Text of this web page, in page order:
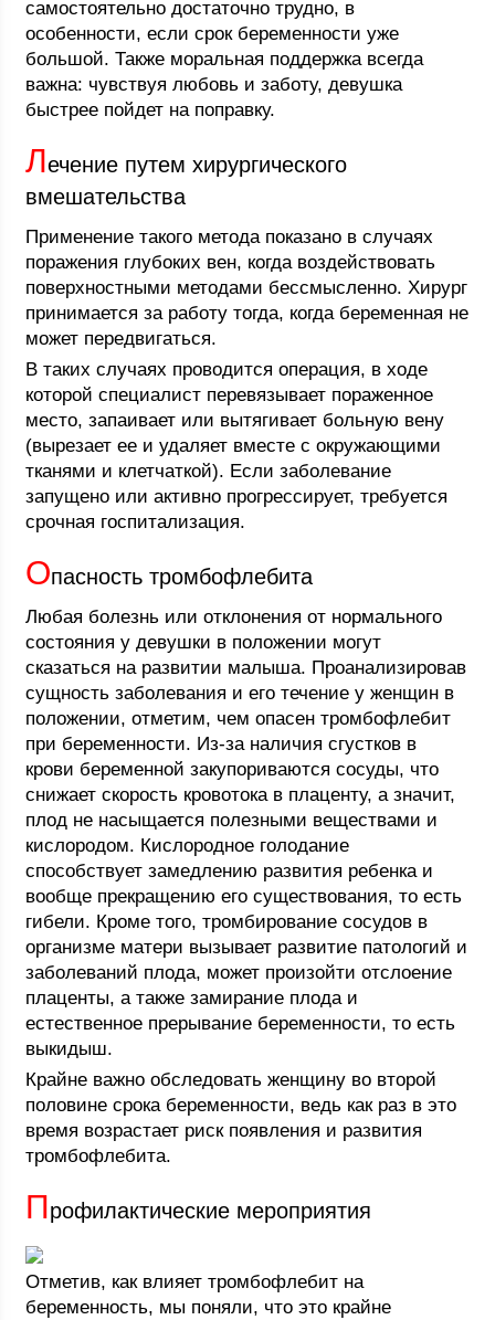
самостоятельно достаточно трудно, в
особенности, если срок беременности уже
большой. Также моральная поддержка всегда
важна: чувствуя любовь и заботу, девушка
быстрее пойдет на поправку.
Лечение путем хирургического
вмешательства
Применение такого метода показано в случаях
поражения глубоких вен, когда воздействовать
поверхностными методами бессмысленно. Хирург
принимается за работу тогда, когда беременная не
может передвигаться.
В таких случаях проводится операция, в ходе
которой специалист перевязывает пораженное
место, запаивает или вытягивает больную вену
(вырезает ее и удаляет вместе с окружающими
тканями и клетчаткой). Если заболевание
запущено или активно прогрессирует, требуется
срочная госпитализация.
Опасность тромбофлебита
Любая болезнь или отклонения от нормального
состояния у девушки в положении могут
сказаться на развитии малыша. Проанализировав
сущность заболевания и его течение у женщин в
положении, отметим, чем опасен тромбофлебит
при беременности. Из-за наличия сгустков в
крови беременной закупориваются сосуды, что
снижает скорость кровотока в плаценту, а значит,
плод не насыщается полезными веществами и
кислородом. Кислородное голодание
способствует замедлению развития ребенка и
вообще прекращению его существования, то есть
гибели. Кроме того, тромбирование сосудов в
организме матери вызывает развитие патологий и
заболеваний плода, может произойти отслоение
плаценты, а также замирание плода и
естественное прерывание беременности, то есть
выкидыш.
Крайне важно обследовать женщину во второй
половине срока беременности, ведь как раз в это
время возрастает риск появления и развития
тромбофлебита.
Профилактические мероприятия
Отметив, как влияет тромбофлебит на
беременность, мы поняли, что это крайне